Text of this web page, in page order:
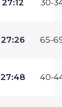
27:12 30-
27:26 65-
27:48 40-